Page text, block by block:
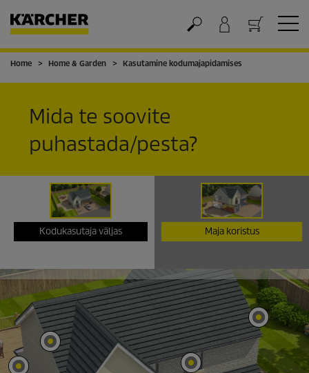
Ostukorv
Home Home & Garden Kasutamine kodumajapidamises
Mida te soovite
puhastada/pesta?
Kodukasutaja väljas Maja koristus